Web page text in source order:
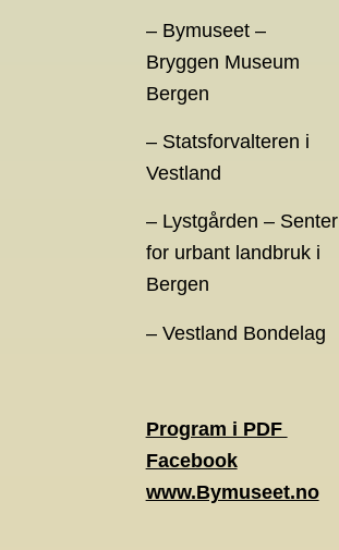
– Bymuseet –
Bryggen Museum
Bergen
– Statsforvalteren i
Vestland
– Lystgården – Senter
for urbant landbruk i
Bergen
– Vestland Bondelag
Program i PDF
Facebook
www.Bymuseet.no